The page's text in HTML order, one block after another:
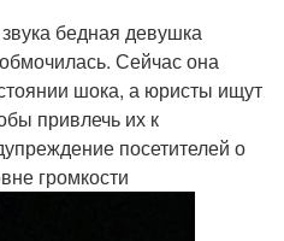
бедная девушка
Сейчас она
шока, а юристы ищут
привлечь их к
посетителей о
громкости